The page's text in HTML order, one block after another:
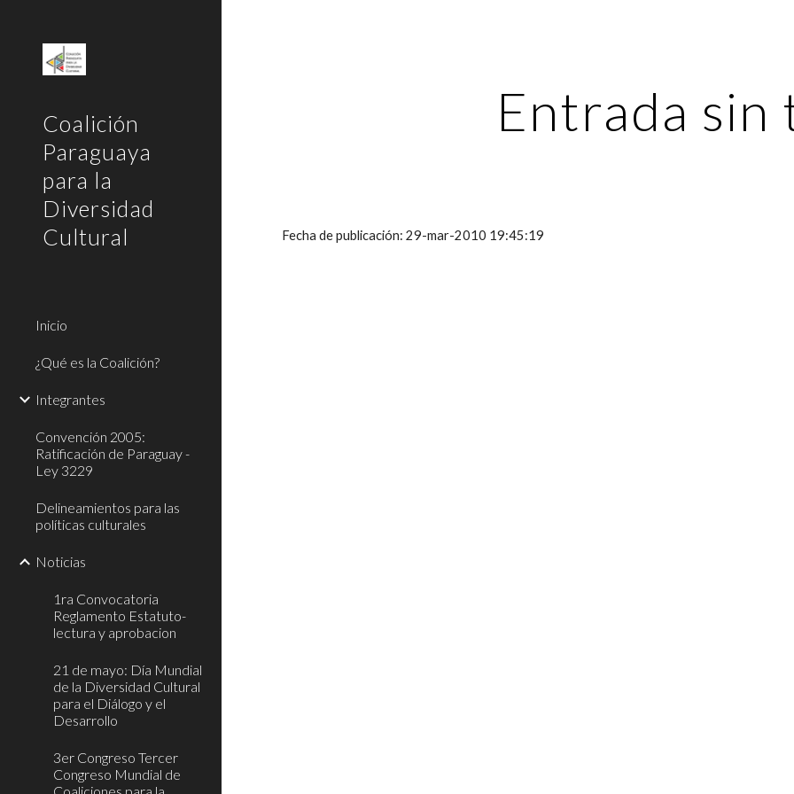
Coalición
Paraguaya
para la
Diversidad
Cultural
Inicio
¿Qué es la Coalición?
Integrantes
Convención 2005:
Ratificación de Paraguay -
Ley 3229
Delineamientos para las
políticas culturales
Noticias
1ra Convocatoria
Reglamento Estatuto-
lectura y aprobacion
21 de mayo: Día Mundial
de la Diversidad Cultural
para el Diálogo y el
Desarrollo
3er Congreso Tercer
Congreso Mundial de
Entrada
Fecha de publicación: 29-mar-2010 19:45:19